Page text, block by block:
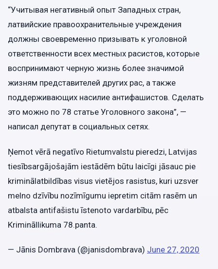
“Учитывая негативный опыт Западных стран,
латвийские правоохранительные учреждения
должны своевременно призывать к уголовной
ответственности всех местных расистов, которые
воспринимают черную жизнь более значимой
жизням представителей других рас, а также
поддерживающих насилие антифашистов. Сделать
это можно по 78 статье Уголовного закона”, —
написал депутат в социальных сетях.
Ņemot vērā negatīvo Rietumvalstu pieredzi, Latvijas
tiesībsargājošajām iestādēm būtu laicīgi jāsauc pie
kriminālatbildības visus vietējos rasistus, kuri uzsver
melno dzīvību nozīmīgumu iepretim citām rasēm un
atbalsta antifašistu īstenoto vardarbību, pēc
Krimināllikuma 78.panta.
— Jānis Dombrava (@janisdombrava) June 27, 2020